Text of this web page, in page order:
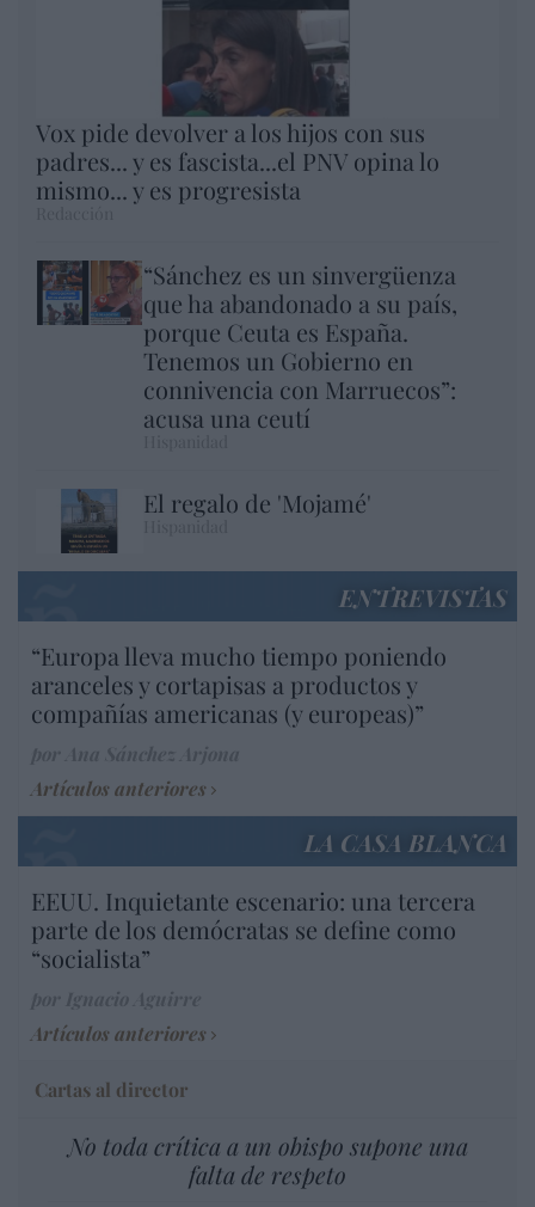
Vox pide devolver a los hijos con sus
padres... y es fascista...el PNV opina lo
mismo... y es progresista
“Sánchez es un sinvergüenza
que ha abandonado a su país,
porque Ceuta es España.
Tenemos un Gobierno en
connivencia con Marruecos”:
acusa una ceutí
El regalo de 'Mojamé'
ENTREVISTAS
“Europa lleva mucho tiempo poniendo
aranceles y cortapisas a productos y
compañías americanas (y europeas)”
Artículos anteriores
LA CASA BLANCA
EEUU. Inquietante escenario: una tercera
parte de los demócratas se define como
“socialista”
Artículos anteriores
Cartas al director
No toda crítica a un obispo supone una
falta de respeto